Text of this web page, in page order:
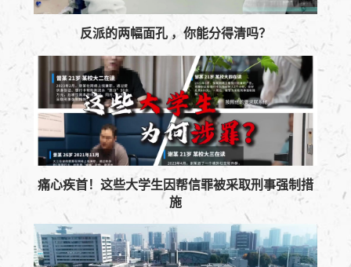
反派的两幅面孔 ，你能分得清吗？
痛心疾首！这些大学生因帮信罪被采取刑事强制措
施